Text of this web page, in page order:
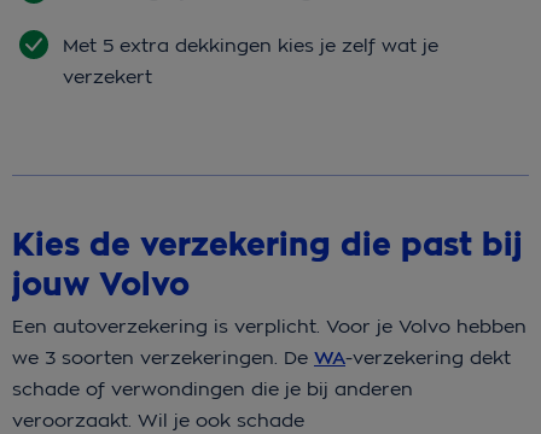
Met 5 extra dekkingen kies je zelf wat je
verzekert
Kies de verzekering die past bij
jouw Volvo
Een autoverzekering is verplicht. Voor je Volvo hebben
we 3 soorten verzekeringen. De WA-verzekering dekt
schade of verwondingen die je bij anderen
veroorzaakt. Wil je ook schade